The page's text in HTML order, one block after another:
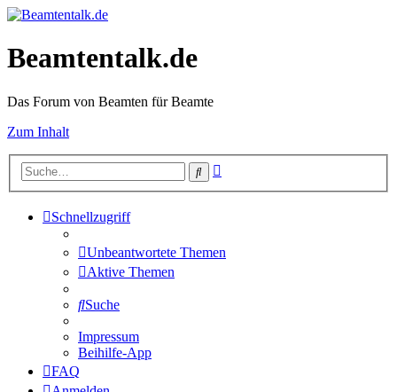
Beamtentalk.de
Das Forum von Beamten für Beamte
Zum Inhalt
Suche
Schnellzugriff
Unbeantwortete Themen
Aktive Themen
Suche
Impressum
Beihilfe-App
FAQ